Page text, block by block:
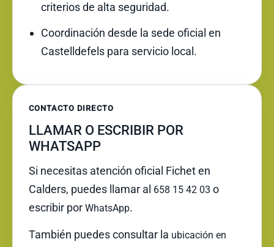
criterios de alta seguridad.
Coordinación desde la sede oficial en
Castelldefels para servicio local.
CONTACTO DIRECTO
LLAMAR O ESCRIBIR POR
WHATSAPP
Si necesitas atención oficial Fichet en
Calders, puedes llamar al 658 15 42 03 o
escribir por WhatsApp.
También puedes consultar la ubicación en